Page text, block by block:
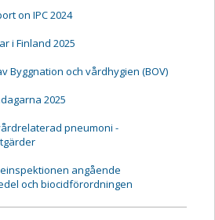
on IPC 2024
i Finland 2025
Byggnation och vårdhygien (BOV)
2025
pneumoni -
angående
och biocidförordningen